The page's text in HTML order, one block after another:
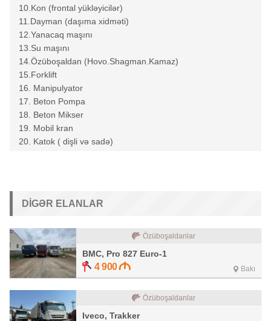
10.Kon (frontal yükləyicilər)
11.Dayman (daşıma xidməti)
12.Yanacaq maşını
13.Su maşını
14.Özüboşaldan (Hovo.Shagman.Kamaz)
15.Forklift
16. Manipulyator
17. Beton Pompa
18. Beton Mikser
19. Mobil kran
20. Katok ( dişli və sadə)
DIGƏR ELANLAR
Özüboşaldanlar
BMC, Pro 827 Euro-1
4 900 Bakı
Özüboşaldanlar
Iveco, Trakker